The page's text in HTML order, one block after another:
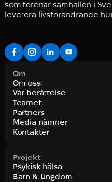
som förenar samhällen i
leverera livsförändrande
Om
Om oss
Vår berättelse
Teamet
Partners
Media nämner
Kontakter
Projekt
Psykisk hälsa
Barn & Ungdom